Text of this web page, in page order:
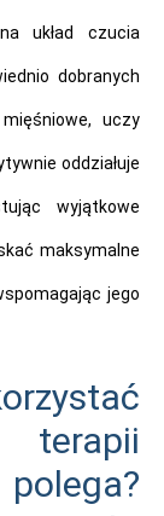
układ czucia
dobranych
uczy
oddziałuje
wyjątkowe
maksymalne
jego